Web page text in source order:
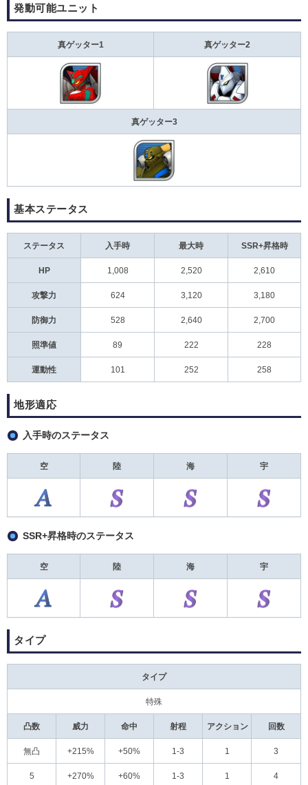
発動可能ユニット
真ゲッター1 真ゲッター2
真ゲッター3
基本ステータス
ステータス 入手時 最大時 SSR+昇格時
HP 1,008 2,520 2,610
攻撃力 624 3,120 3,180
防御力 528 2,640 2,700
照準値 89 222 228
運動性 101 252 258
地形適応
入手時のステータス
空 陸 海 宇
SSR+昇格時のステータス
空 陸 海 宇
タイプ
タイプ
特殊
凸数 威力 命中 射程 アクション 回数
無凸 +215% +50% 1-3 1 3
5 +270% +60% 1-3 1 4